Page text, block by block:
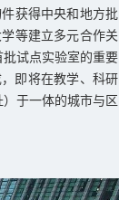
获得中央和地方批
等建立多元合作关
试点实验室的重要
即将在教学、科研
于一体的城市与区